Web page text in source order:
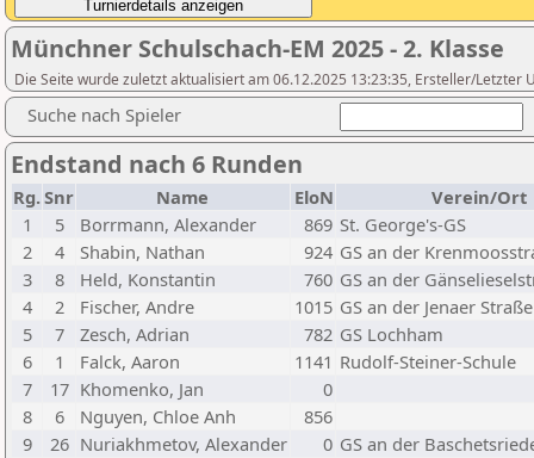
Münchner Schulschach-EM 2025 - 2. Klasse
Die Seite wurde zuletzt aktualisiert am 06.12.2025 13:23:35, Ersteller/Letzter
Suche nach Spieler
Endstand nach 6 Runden
Rg.Snr Name EloN
Verein/Ort
1
5 Borrmann, Alexander 869 St. George's-GS
2
4 Shabin, Nathan 924 GS an der
3
8 Held, Konstantin 760 GS an der
4
2 Fischer, Andre 1015 GS an der Jenaer Straße
5
7 Zesch, Adrian 782 GS Lochham
6
1 Falck, Aaron 1141 Rudolf-Steiner-Schule
7
17 Khomenko, Jan
0
8
6 Nguyen, Chloe Anh
856
9
26 Nuriakhmetov, Alexander 0 GS an der